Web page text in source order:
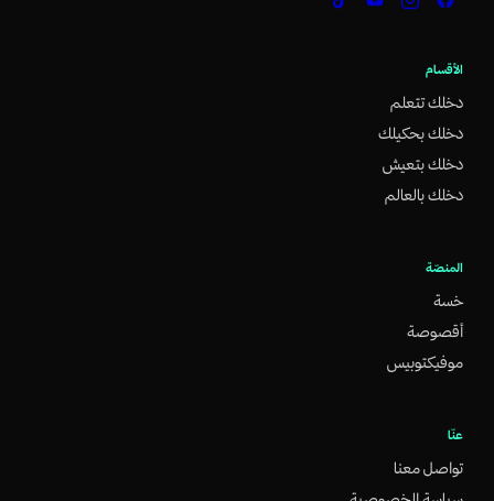
الأقسام
دخلك تتعلم
دخلك بحكيلك
دخلك بتعيش
دخلك بالعالم
المنصّة
خسة
أقصوصة
موفيكتوبيس
عنّا
تواصل معنا